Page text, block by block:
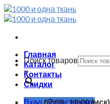
Skip
to
Главная
Каталог
Контакты
Скидки
Вход / Регистрация
Поиск товаров
×
09:00 - 18:00 (мск)